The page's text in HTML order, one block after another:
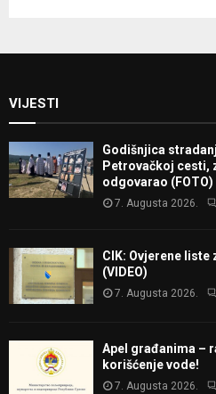
VIJESTI
Godišnjica
Petrovačkoj cesti,
odgovarao (FOTO)
7. Augusta 2026.
CIK: Ovjerene
(VIDEO)
7. Augusta 2026.
Apel građanima –
korišćenje vode!
7. Augusta 2026.